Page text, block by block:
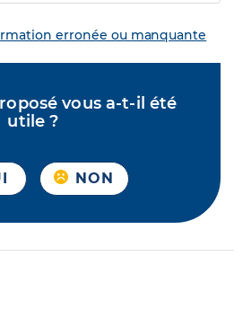
erronée ou manquante
vous a-t-il été
utile ?
NON